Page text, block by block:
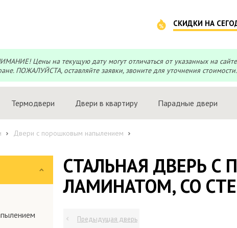
СКИДКИ НА
Цены на текущую дату могут отличаться от указанных на
ПОЖАЛУЙСТА, оставляйте заявки, звоните для уточнения стоимости.
Термодвери Двери в квартиру Парадные двери
Двери с порошковым напылением
СТАЛЬНАЯ ДВЕРЬ
ЛАМИНАТОМ, СО
Предыдущая дверь